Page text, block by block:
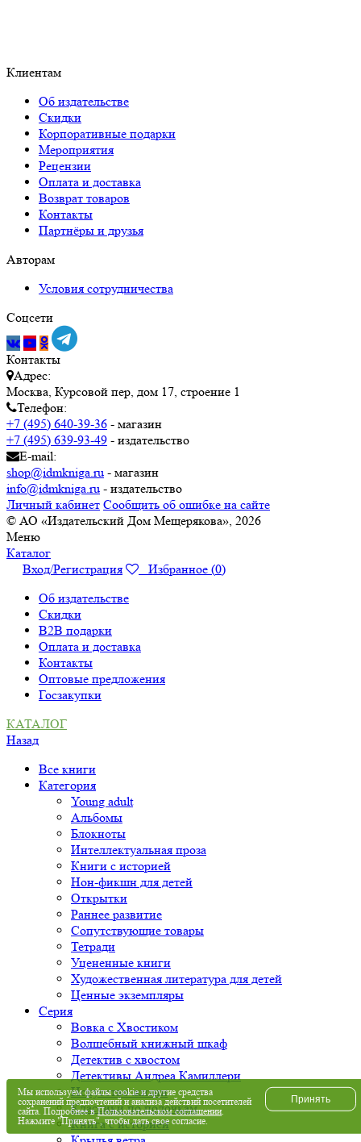
Клиентам
Об издательстве
Скидки
Корпоративные подарки
Мероприятия
Рецензии
Оплата и доставка
Возврат товаров
Контакты
Партнёры и друзья
Авторам
Условия сотрудничества
Соцсети
Контакты
Адрес:
Москва, Курсовой пер, дом 17, строение 1
Телефон:
+7 (495) 640-39-36 - магазин
+7 (495) 639-93-49 - издательство
E-mail:
shop@idmkniga.ru - магазин
info@idmkniga.ru - издательство
Личный кабинет Сообщить об ошибке на сайте
© АО «Издательский Дом Мещерякова», 2026
Меню
Каталог
Вход/Регистрация
Избранное (0)
Об издательстве
Скидки
B2B подарки
Оплата и доставка
Контакты
Оптовые предложения
Госзакупки
КАТАЛОГ
Назад
Все книги
Категория
Young adult
Альбомы
Блокноты
Интеллектуальная проза
Книги с историей
Нон-фикшн для детей
Открытки
Раннее развитие
Сопутствующие товары
Тетради
Уцененные книги
Художественная литература для детей
Ценные экземпляры
Серия
Вовка с Хвостиком
Волшебный книжный шкаф
Детектив с хвостом
Детективы Андреа Камиллери
Искусство жизни
Классики по полочкам
Книга с историей
Мы используем файлы cookie и другие средства
сохранений предпочтений и анализа действий посетителей
сайта. Подробнее вПользовательском соглашении.
Нажмите "Принять", чтобы дать свое согласие.
Принять